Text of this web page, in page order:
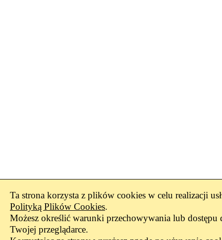
Ta strona korzysta z plików cookies w celu realizacji
Polityką Plików Cookies.
Możesz określić warunki przechowywania lub
Twojej przeglądarce.